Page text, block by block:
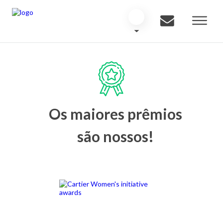
Os maiores prêmios
são nossos!